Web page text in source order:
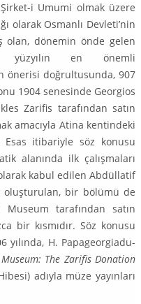
i Umumi olmak üzere
olarak Osmanlı Devleti’nin
olan, dönemin önde gelen
yüzyılın en önemli
önerisi doğrultusunda, 907
1904 senesinde Georgios
Zarifis tarafından satın
amacıyla Atina kentindeki
Esas itibariyle söz konusu
alanında ilk çalış­maları
kabul edilen Abdüllatif
oluşturulan, bir bölümü de
Museum tarafından satın
bir kısmıdır. Söz konusu
yılında, H. Pa­pa­georgiadu-
The Zarifis Donation
adıyla müze yayınları